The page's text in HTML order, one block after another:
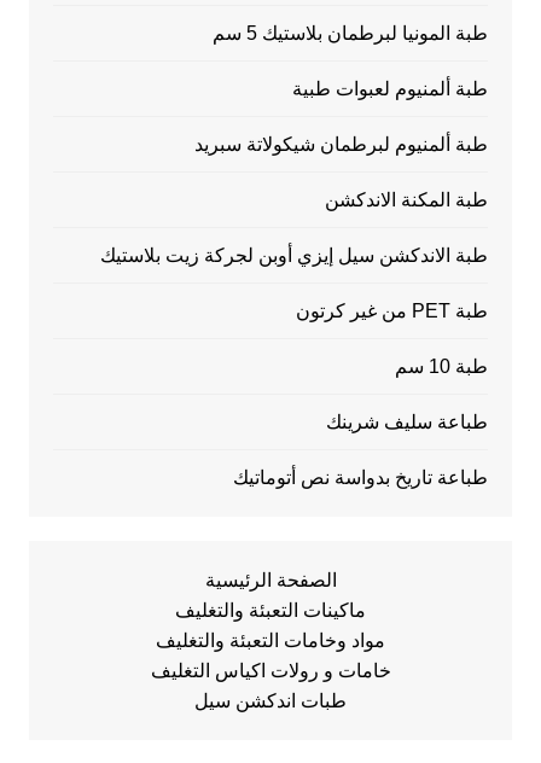
طبة المونيا لبرطمان بلاستيك 5 سم
طبة ألمنيوم لعبوات طبية
طبة ألمنيوم لبرطمان شيكولاتة سبريد
طبة المكنة الاندكشن
طبة الاندكشن سيل إيزي أوبن لجركة زيت بلاستيك
طبة PET من غير كرتون
طبة 10 سم
طباعة سليف شرينك
طباعة تاريخ بدواسة نص أتوماتيك
الصفحة الرئيسية
ماكينات التعبئة والتغليف
مواد وخامات التعبئة والتغليف
خامات و رولات اكياس التغليف
طبات اندكشن سيل